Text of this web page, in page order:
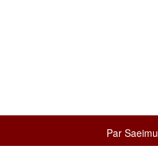
Par Saeimu